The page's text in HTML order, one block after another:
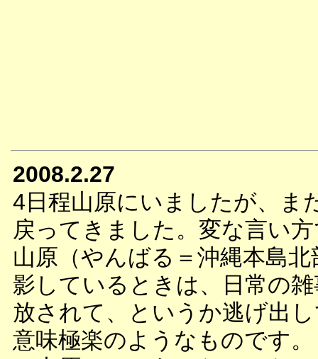
2008.2.27
4日程山原にいましたが、ま
戻ってきました。変な言い
山原（やんばる＝沖縄本島北
影しているときは、日常の
放されて、というか逃げ出
意味極楽のようなものです。